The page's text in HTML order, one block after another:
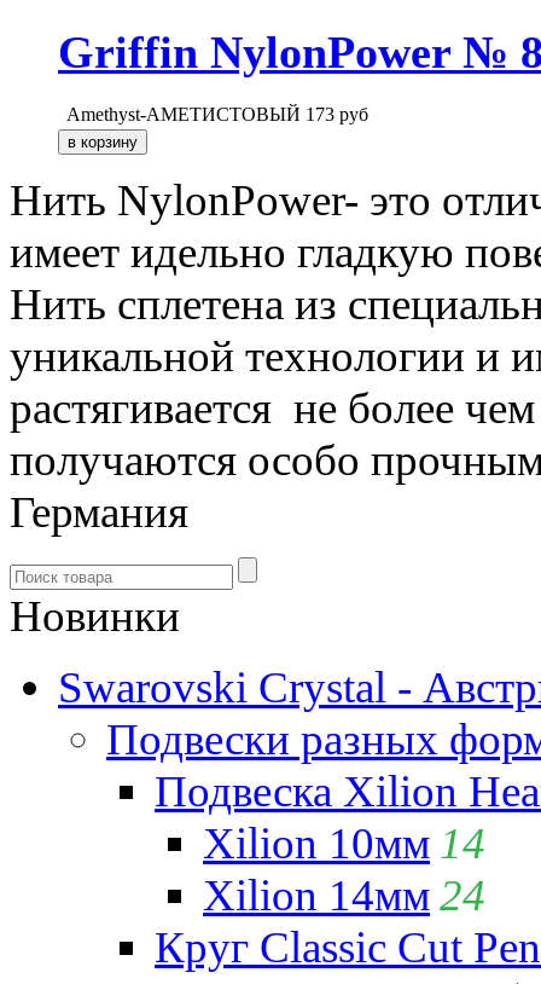
Griffin NylonPower №
Amethyst-АМЕТИСТОВЫЙ 173 руб
Нить NylonPower- это
имеет идельно гладкую
Нить сплетена из
уникальной технологии и
растягивается не более
получаются особо
Германия
Новинки
Swarovski Crystal -
Подвески разных
Подвеска Xilion
Xilion 10мм 14
Xilion 14мм24
Круг Classic Cut